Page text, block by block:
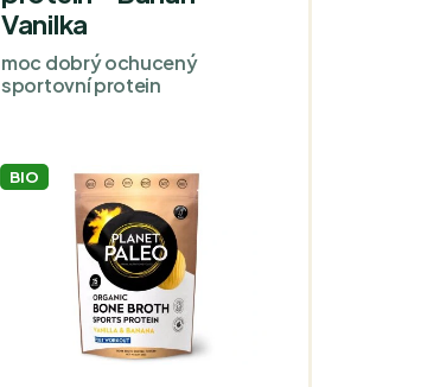
lepku, bez mléka, bez sóji.
Vanilka
moc dobrý ochucený
sportovní protein
BIO